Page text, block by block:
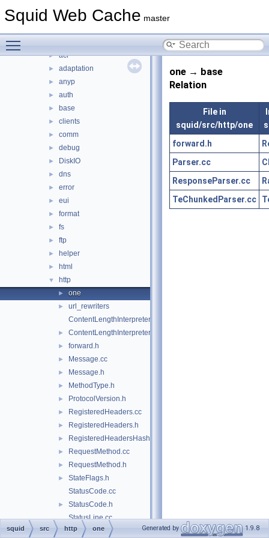
Squid Web Cache master
► lib
► acl
► adaptation
► anyp
► auth
► base
► clients
► comm
► debug
► DiskIO
► dns
► error
► eui
► format
► fs
► ftp
► helper
► html
▼ http
► one
►
url_rewriters
ContentLengthInterpreter.cc
► ContentLengthInterpreter.h
► forward.h
► Message.cc
► Message.h
► MethodType.h
► ProtocolVersion.h
► RegisteredHeaders.cc
► RegisteredHeaders.h
► RegisteredHeadersHash.cci
► RequestMethod.cc
► RequestMethod.h
►
StateFlags.h
StatusCode.cc
►
StatusCode.h
StatusLine.cc
► StatusLine.h
one → base
Relation
File in
squid/src/http/one
forward.h
Parser.cc
ResponseParser.cc
TeChunkedParser.cc
squid src http one Generated by 1.9.8